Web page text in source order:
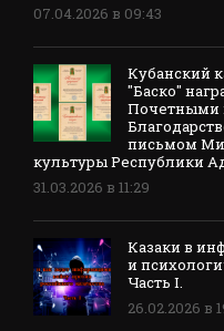
07.04.2026 в 09:43
Кубанский
"Баско"
Почетными
письмом
культуры Республики
31.03.2026 в 11:29
Казаки в
и
Часть I.
26.02.2026 в